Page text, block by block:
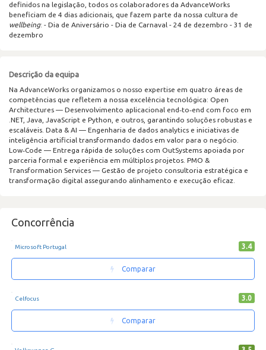
definidos na legislação, todos os colaboradores da AdvanceWorks
beneficiam de 4 dias adicionais, que fazem parte da nossa cultura de
wellbeing: - Dia de Aniversário - Dia de Carnaval - 24 de dezembro - 31 de
dezembro
Descrição da equipa
Na AdvanceWorks organizamos o nosso expertise em quatro áreas de
competências que refletem a nossa excelência tecnológica: Open
Architectures — Desenvolvimento aplicacional end‑to‑end com foco em
.NET, Java, JavaScript e Python, e outros, garantindo soluções robustas e
escaláveis. Data & AI — Engenharia de dados analytics e iniciativas de
inteligência artificial transformando dados em valor para o negócio.
Low‑Code — Entrega rápida de soluções com OutSystems apoiada por
parceria formal e experiência em múltiplos projetos. PMO &
Transformation Services — Gestão de projeto consultoria estratégica e
transformação digital assegurando alinhamento e execução eficaz.
Concorrência
Microsoft Portugal 3.4
Comparar
Celfocus 3.0
Comparar